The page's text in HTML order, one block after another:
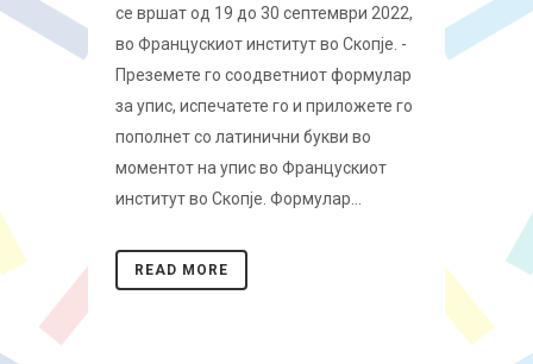
се вршат од 19 до 30 септември 2022,
во Францускиот институт во Скопје. -
Преземете го соодветниот формулар
за упис, испечатете го и приложете го
пополнет со латинични букви во
моментот на упис во Францускиот
институт во Скопје. Формулар...
READ MORE